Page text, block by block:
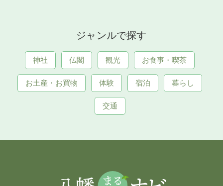
ジャンルで探す
神社 仏閣 観光 お食事・喫茶
お土産・お買物 体験 宿泊 暮らし
交通